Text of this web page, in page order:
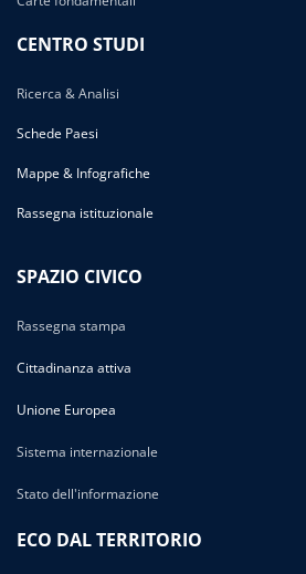
CENTRO STUDI
Ricerca & Analisi
Schede Paesi
Mappe & Infografiche
Rassegna istituzionale
SPAZIO CIVICO
Rassegna stampa
Cittadinanza attiva
Unione Europea
Sistema internazionale
Stato dell'informazione
ECO DAL TERRITORIO